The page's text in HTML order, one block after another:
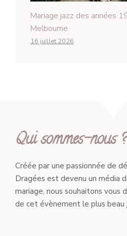
Mariage jazz des années
Melbourne
16 juillet 2026
Qui sommes-nous ?
Créée par une passionnée de
Dragées est devenu un média
mariage, nous souhaitons vous
de cet évènement le plus beau